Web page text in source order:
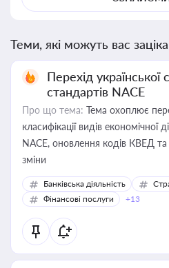
Теми, які можуть вас
Перехід
стандартів NACE
Про що тема: Тема охоплює
класифікації видів економічної
NACE, оновлення кодів КВЕД та
зміни
Банківська діяльність
Фінансові послуги
+13